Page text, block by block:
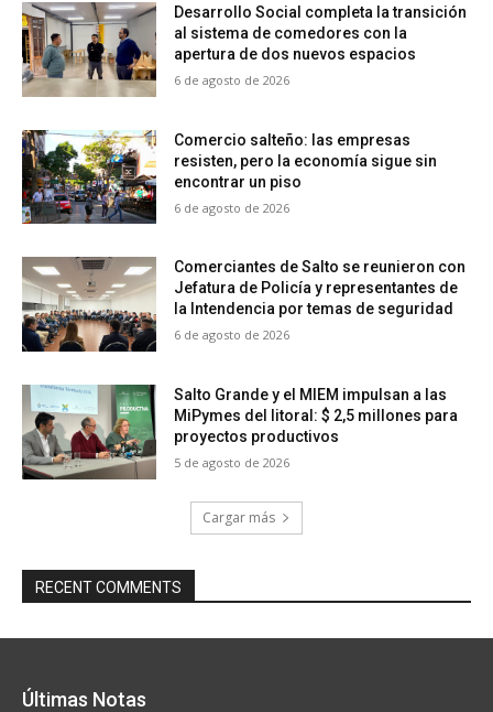
Desarrollo Social completa la transición
al sistema de comedores con la
apertura de dos nuevos espacios
6 de agosto de 2026
Comercio salteño: las empresas
resisten, pero la economía sigue sin
encontrar un piso
6 de agosto de 2026
Comerciantes de Salto se reunieron con
Jefatura de Policía y representantes de
la Intendencia por temas de seguridad
6 de agosto de 2026
Salto Grande y el MIEM impulsan a las
MiPymes del litoral: $ 2,5 millones para
proyectos productivos
5 de agosto de 2026
Cargar más
RECENT COMMENTS
Últimas Notas